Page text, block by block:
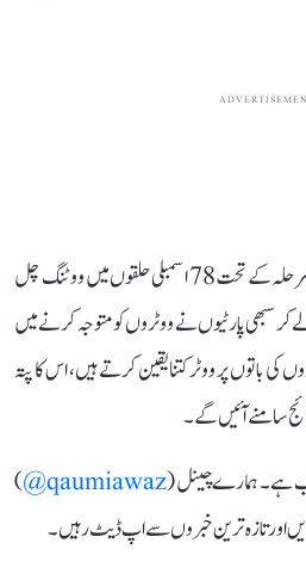
بہر حال، ہفتہ کو تیسرے اور آخری مرحلہ کے تحت 78 اسمبلی حلقوں میں ووٹنگ چل
سبھی پارٹیوں نے ووٹروں کو متوجہ کرنے میں
باتوں پر ووٹر کتنا یقین کرتے ہیں، اس کا پتہ
ہے۔ ہمارے چینل (qaumiawaz@
)
اور تازہ ترین خبروں سے اپ ڈیٹ رہیں۔